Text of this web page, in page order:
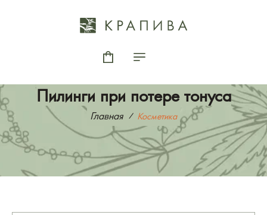
Пилинги при потере тонуса
Главная Косметика